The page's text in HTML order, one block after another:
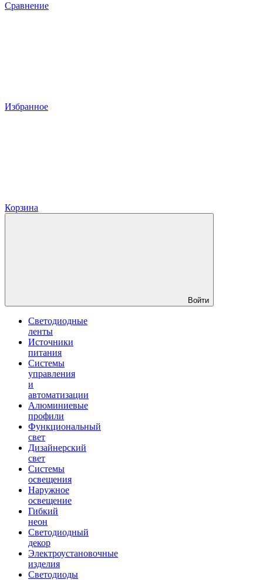
Сравнение
Избранное
Корзина
Войти
Светодиодные
ленты
Источники
питания
Системы
управления
и
автоматизации
Алюминиевые
профили
Функциональный
свет
Дизайнерский
свет
Системы
освещения
Наружное
освещение
Гибкий
неон
Светодиодный
декор
Электроустановочные
изделия
Светодиоды